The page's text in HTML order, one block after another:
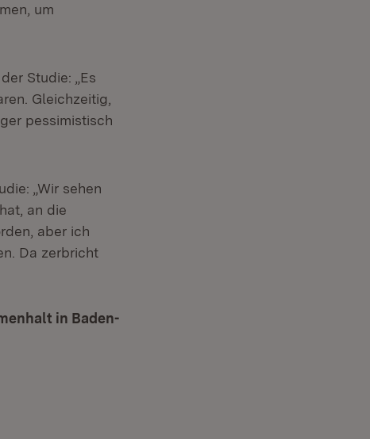
um
Studie: „Es
Gleichzeitig,
pessimistisch
„Wir sehen
an die
aber ich
Da zerbricht
in Baden-